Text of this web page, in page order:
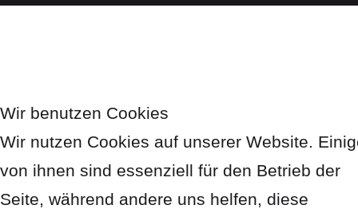
Wir benutzen Cookies
Wir nutzen Cookies auf unserer Website.
von ihnen sind essenziell für den Betrieb der
Seite, während andere uns helfen, diese